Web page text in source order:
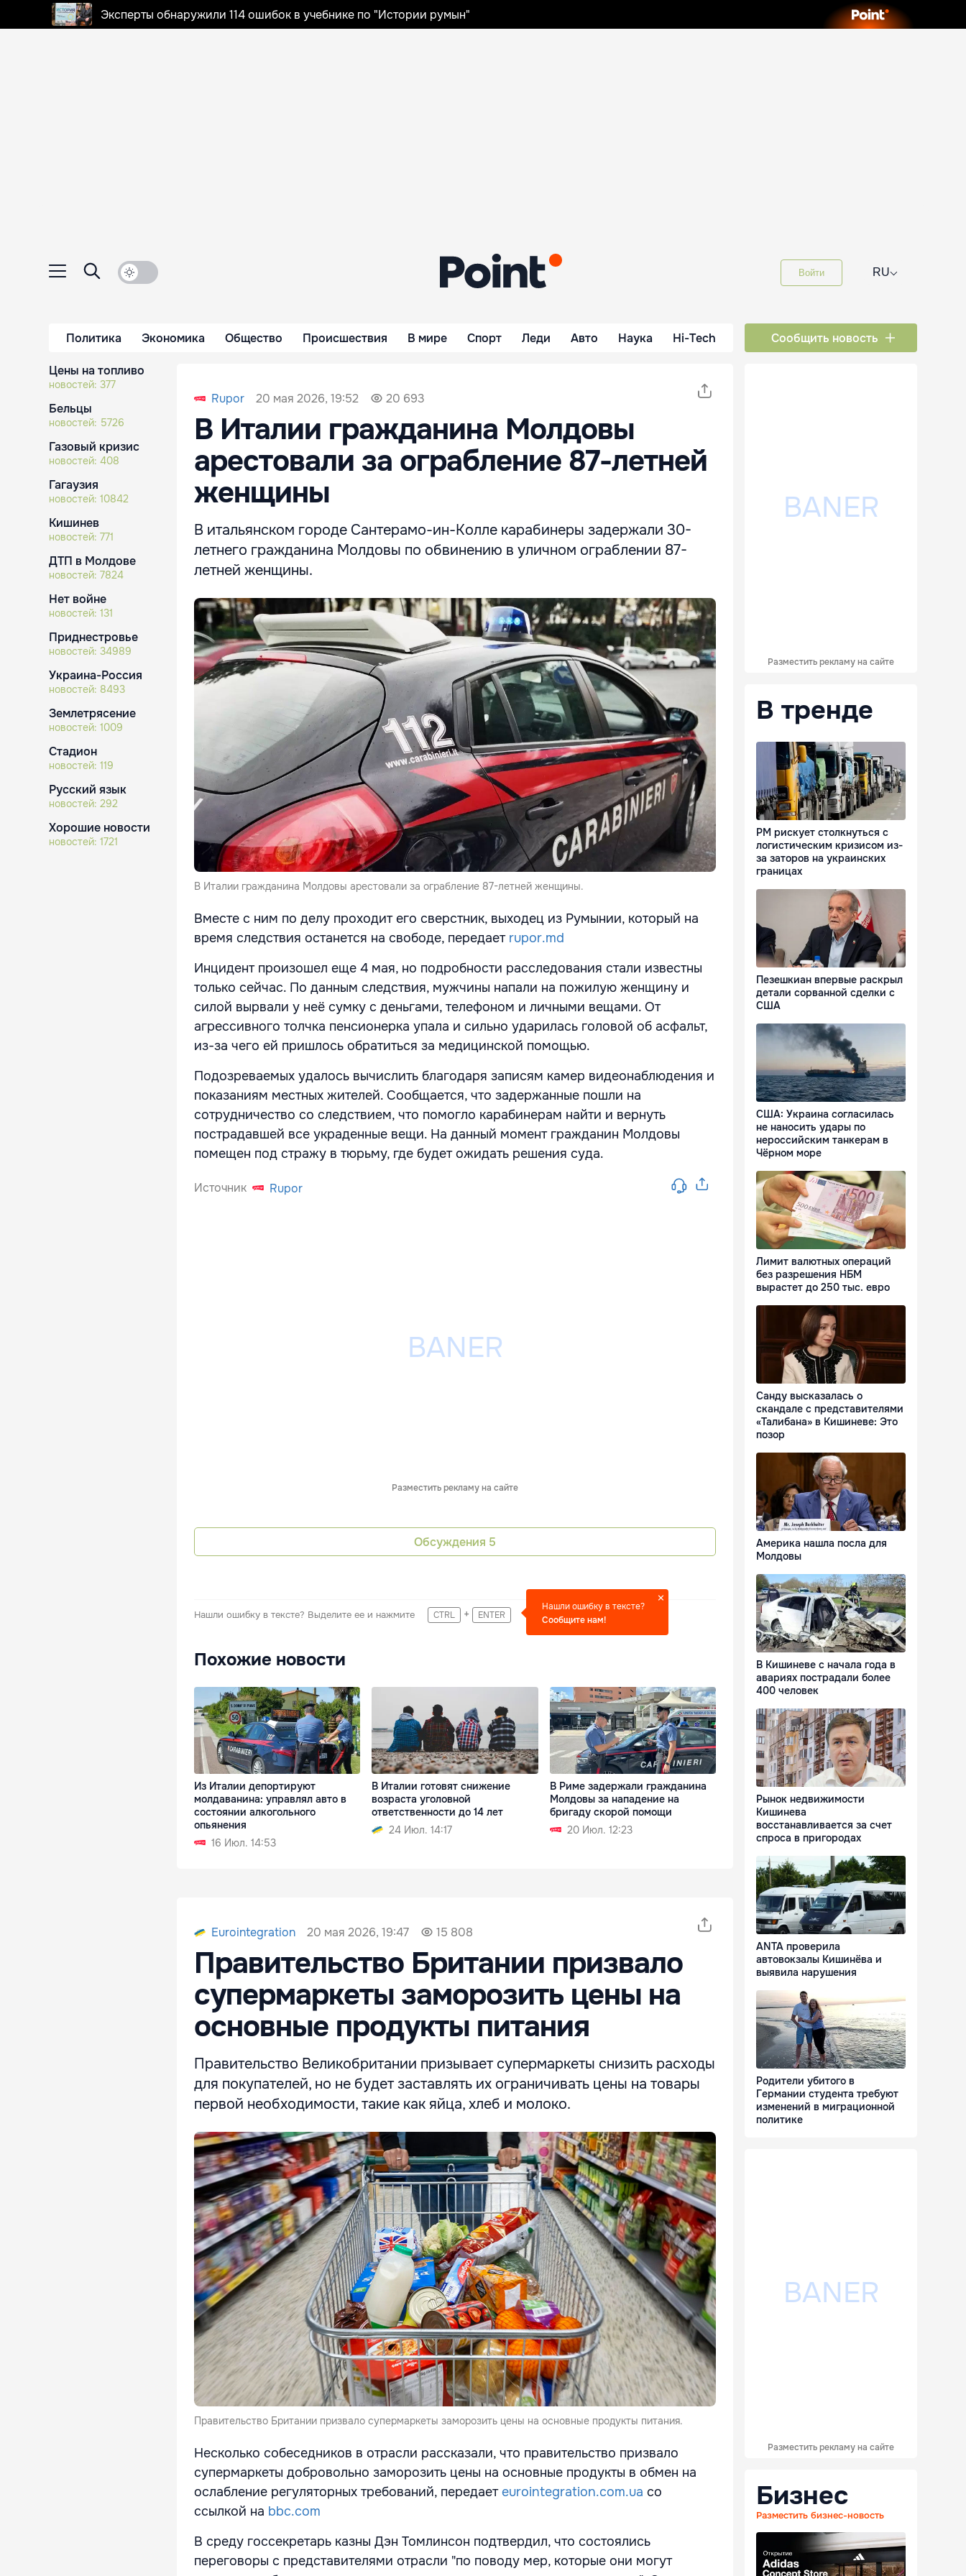
Эксперты обнаружили 114 ошибок в учебнике по "Истории румын"
Войти RU⌵
Политика Экономика Общество Происшествия В мире Спорт Леди Авто Наука Hi-Tech Сообщить новость
Цены на топливо
новостей: 377
Бельцы
новостей: 5726
Газовый кризис
новостей: 408
Гагаузия
новостей: 10842
Кишинев
новостей: 771
ДТП в Молдове
новостей: 7824
Нет войне
новостей: 131
Приднестровье
новостей: 34989
Украина-Россия
новостей: 8493
Землетрясение
новостей: 1009
Стадион
новостей: 119
Русский язык
новостей: 292
Хорошие новости
новостей: 1721
Rupor 20 мая 2026, 19:52 20 693
В Италии гражданина Молдовы
арестовали за ограбление 87-летней
женщины
В итальянском городе Сантерамо-ин-Колле карабинеры задержали 30-
летнего гражданина Молдовы по обвинению в уличном ограблении 87-
летней женщины.
В Италии гражданина Молдовы арестовали за ограбление 87-летней женщины.
Вместе с ним по делу проходит его сверстник, выходец из Румынии, который на
время следствия останется на свободе, передает rupor.md
Инцидент произошел еще 4 мая, но подробности расследования стали известны
только сейчас. По данным следствия, мужчины напали на пожилую женщину и
силой вырвали у неё сумку с деньгами, телефоном и личными вещами. От
агрессивного толчка пенсионерка упала и сильно ударилась головой об асфальт,
из-за чего ей пришлось обратиться за медицинской помощью.
Подозреваемых удалось вычислить благодаря записям камер видеонаблюдения и
показаниям местных жителей. Сообщается, что задержанные пошли на
сотрудничество со следствием, что помогло карабинерам найти и вернуть
пострадавшей все украденные вещи. На данный момент гражданин Молдовы
помещен под стражу в тюрьму, где будет ожидать решения суда.
Источник Rupor
Разместить рекламу на сайте
Обсуждения 5
Нашли ошибку в тексте? Выделите ее и нажмите CTRL + ENTER
Нашли ошибку в тексте?
Сообщите нам!
Похожие новости
Из Италии депортируют
молдаванина: управлял авто в
состоянии алкогольного
опьянения
16 Июл. 14:53
В Италии готовят снижение
возраста уголовной
ответственности до 14 лет
24 Июл. 14:17
В Риме задержали гражданина
Молдовы за нападение на
бригаду скорой помощи
20 Июл. 12:23
Eurointegration 20 мая 2026, 19:47 15 808
Правительство Британии призвало
супермаркеты заморозить цены на
основные продукты питания
Правительство Великобритании призывает супермаркеты снизить расходы
для покупателей, но не будет заставлять их ограничивать цены на товары
первой необходимости, такие как яйца, хлеб и молоко.
Правительство Британии призвало супермаркеты заморозить цены на основные продукты питания.
Несколько собеседников в отрасли рассказали, что правительство призвало
супермаркеты добровольно заморозить цены на основные продукты в обмен на
ослабление регуляторных требований, передаетeurointegration.com.ua со
ссылкой на bbc.com
В среду госсекретарь казны Дэн Томлинсон подтвердил, что состоялись
переговоры с представителями отрасли "по поводу мер, которые они могут
Разместить рекламу на сайте
В тренде
РМ рискует столкнуться с
логистическим кризисом из-
за заторов на украинских
границах
Пезешкиан впервые раскрыл
детали сорванной сделки с
США
США: Украина согласилась
не наносить удары по
нероссийским танкерам в
Чёрном море
Лимит валютных операций
без разрешения НБМ
вырастет до 250 тыс. евро
Санду высказалась о
скандале с представителями
«Талибана» в Кишиневе: Это
позор
Америка нашла посла для
Молдовы
В Кишиневе с начала года в
авариях пострадали более
400 человек
Рынок недвижимости
Кишинева
восстанавливается за счет
спроса в пригородах
ANTA проверила
автовокзалы Кишинёва и
выявила нарушения
Родители убитого в
Германии студента требуют
изменений в миграционной
политике
Разместить рекламу на сайте
Бизнес
Разместить бизнес-новость